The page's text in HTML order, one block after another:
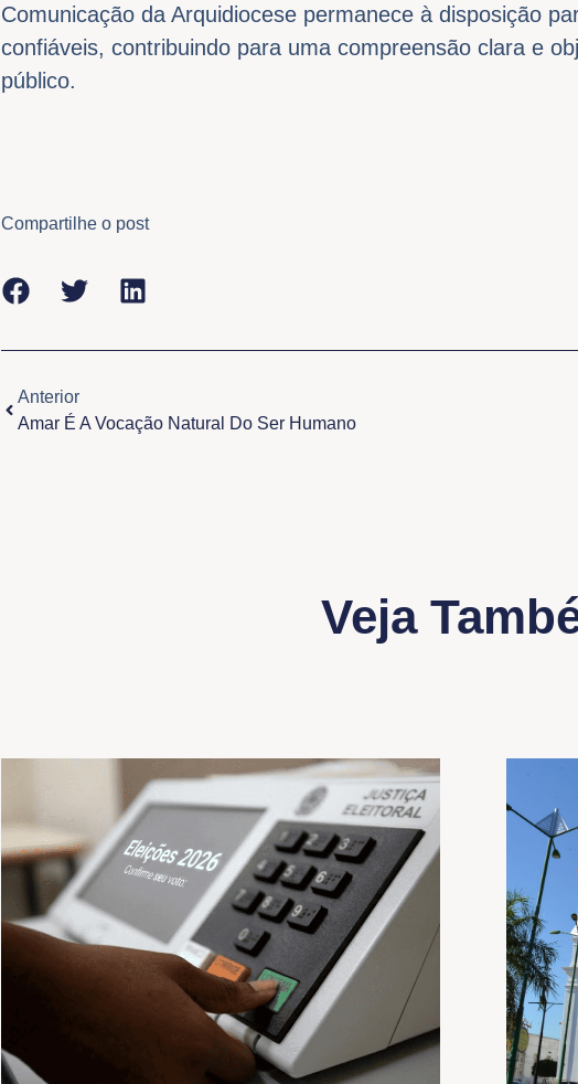
Comunicação da Arquidiocese permanece à disposição
confiáveis, contribuindo para uma compreensão clara e
público.
Compartilhe o post
Anterior
Amar É A Vocação Natural Do Ser Humano
Veja